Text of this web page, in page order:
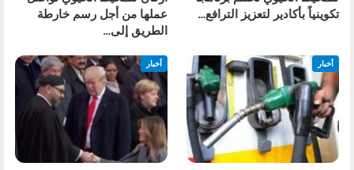
تكوينياً بأكادير لتعزيز الترافع…
عملها من أجل رسم خارطة
الطريق إلى…
أخبار أخبار